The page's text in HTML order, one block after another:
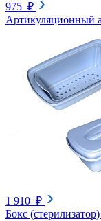
975 ₽
Артикуляционный
1 910 ₽
Бокс